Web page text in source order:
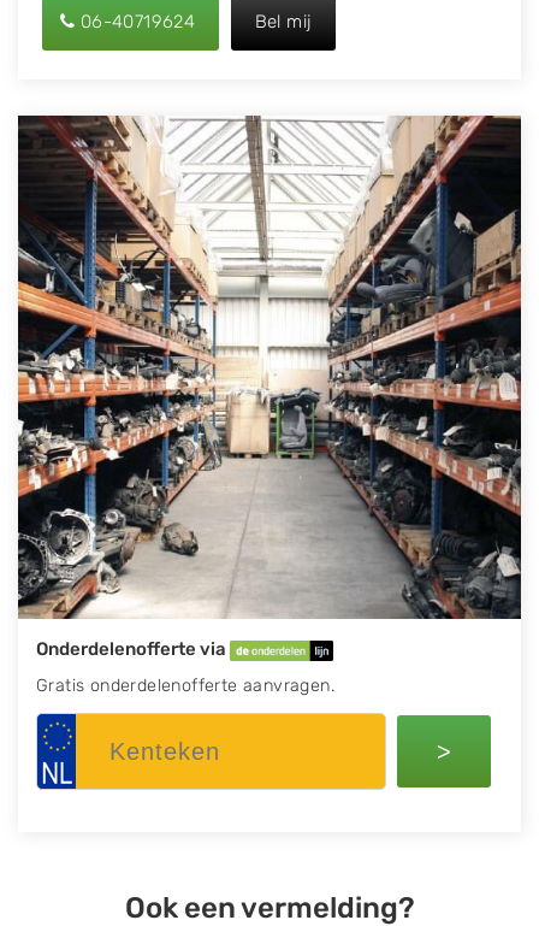
06-40719624 Bel mij
Onderdelenofferte via
Gratis onderdelenofferte aanvragen.
>
Ook een vermelding?